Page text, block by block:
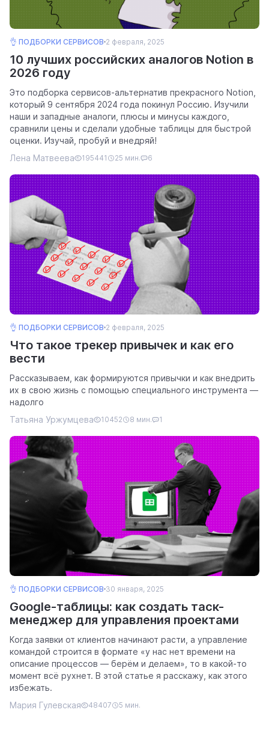
👌 ПОДБОРКИ СЕРВИСОВ 2 февраля, 2025
10 лучших российских аналогов Notion в
2026 году
Это подборка сервисов-альтернатив прекрасного Notion,
который 9 сентября 2024 года покинул Россию. Изучили
наши и западные аналоги, плюсы и минусы каждого,
сравнили цены и сделали удобные таблицы для быстрой
оценки. Изучай, пробуй и внедряй!
Лена Матвеева
195441 25 мин. 6
👌 ПОДБОРКИ СЕРВИСОВ 2 февраля, 2025
Что такое трекер привычек и как его
вести
Рассказываем, как формируются привычки и как внедрить
их в свою жизнь с помощью специального инструмента —
надолго
Татьяна Уржумцева
10452 8 мин. 1
👌 ПОДБОРКИ СЕРВИСОВ 30 января, 2025
Google-таблицы: как создать таск-
менеджер для управления проектами
Когда заявки от клиентов начинают расти, а управление
командой строится в формате «у нас нет времени на
описание процессов — берём и делаем», то в какой-то
момент всё рухнет. В этой статье я расскажу, как этого
избежать.
Мария Гулевская
48407 5 мин.